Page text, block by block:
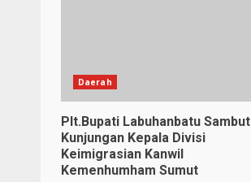
Daerah
Plt.Bupati Labuhanbatu Sambut
Kunjungan Kepala Divisi
Keimigrasian Kanwil
Kemenhumham Sumut